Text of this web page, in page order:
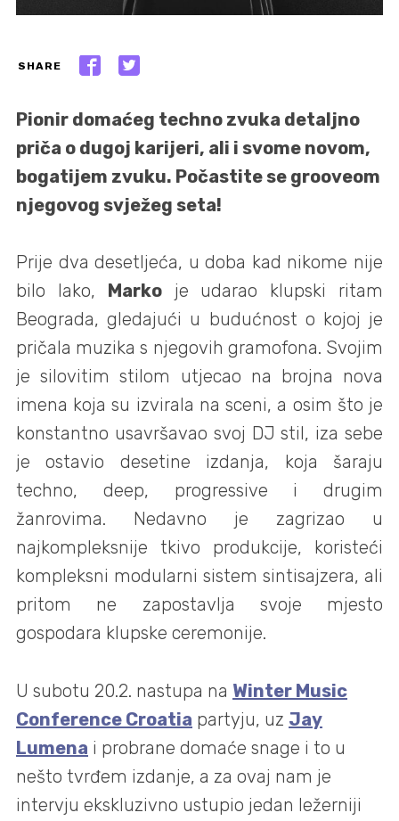
SHARE
Pionir domaćeg techno zvuka detaljno
priča o dugoj karijeri, ali i svome novom,
bogatijem zvuku. Počastite se grooveom
njegovog svježeg seta!
Prije dva desetljeća, u doba kad nikome nije
bilo lako, Markoje udarao klupski ritam
Beograda, gledajući u budućnost o kojoj je
pričala muzika s njegovih gramofona. Svojim
je silovitim stilom utjecao na brojna nova
imena koja su izvirala na sceni, a osim što je
konstantno usavršavao svoj DJ stil, iza sebe
je ostavio desetine izdanja, koja šaraju
techno, deep, progressive i drugim
žanrovima. Nedavno je zagrizao u
najkompleksnije tkivo produkcije, koristeći
kompleksni modularni sistem sintisajzera, ali
pritom ne zapostavlja svoje mjesto
gospodara klupske ceremonije.
U subotu 20.2. nastupa na Winter Music
Conference Croatia partyju, uz Jay
Lumena i probrane domaće snage i to u
nešto tvrđem izdanje, a za ovaj nam je
intervju ekskluzivno ustupio jedan ležerniji